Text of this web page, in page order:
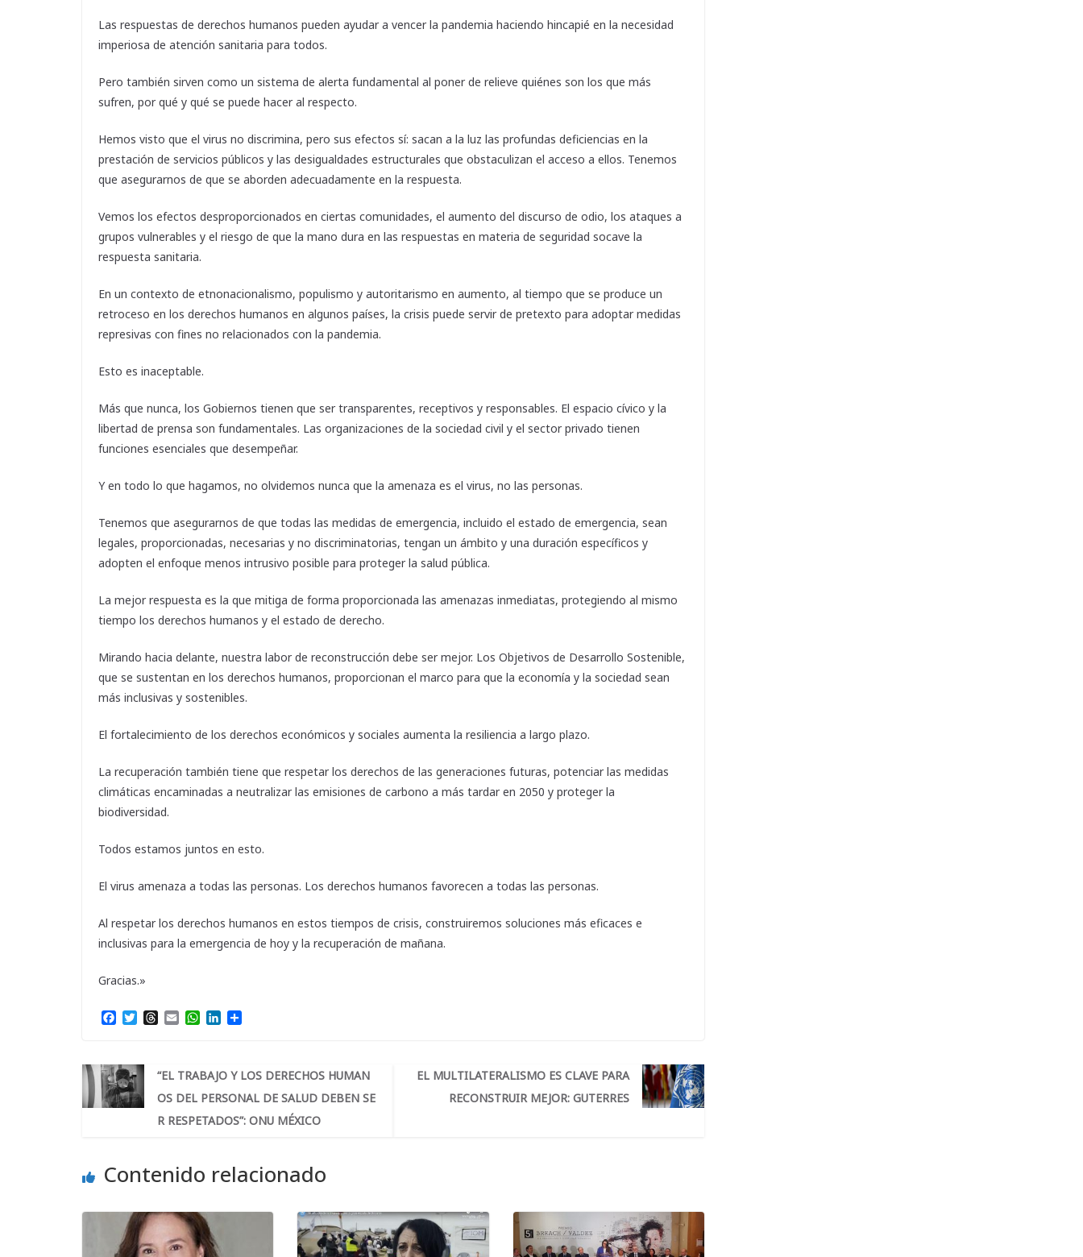
Las respuestas de derechos humanos pueden ayudar a vencer la pandemia haciendo hincapié en la necesidad
imperiosa de atención sanitaria para todos.
Pero también sirven como un sistema de alerta fundamental al poner de relieve quiénes son los que más
sufren, por qué y qué se puede hacer al respecto.
Hemos visto que el virus no discrimina, pero sus efectos sí: sacan a la luz las profundas deficiencias en la
prestación de servicios públicos y las desigualdades estructurales que obstaculizan el acceso a ellos. Tenemos
que asegurarnos de que se aborden adecuadamente en la respuesta.
Vemos los efectos desproporcionados en ciertas comunidades, el aumento del discurso de odio, los ataques a
grupos vulnerables y el riesgo de que la mano dura en las respuestas en materia de seguridad socave la
respuesta sanitaria.
En un contexto de etnonacionalismo, populismo y autoritarismo en aumento, al tiempo que se produce un
retroceso en los derechos humanos en algunos países, la crisis puede servir de pretexto para adoptar medidas
represivas con fines no relacionados con la pandemia.
Esto es inaceptable.
Más que nunca, los Gobiernos tienen que ser transparentes, receptivos y responsables. El espacio cívico y la
libertad de prensa son fundamentales. Las organizaciones de la sociedad civil y el sector privado tienen
funciones esenciales que desempeñar.
Y en todo lo que hagamos, no olvidemos nunca que la amenaza es el virus, no las personas.
Tenemos que asegurarnos de que todas las medidas de emergencia, incluido el estado de emergencia, sean
legales, proporcionadas, necesarias y no discriminatorias, tengan un ámbito y una duración específicos y
adopten el enfoque menos intrusivo posible para proteger la salud pública.
La mejor respuesta es la que mitiga de forma proporcionada las amenazas inmediatas, protegiendo al mismo
tiempo los derechos humanos y el estado de derecho.
Mirando hacia delante, nuestra labor de reconstrucción debe ser mejor. Los Objetivos de Desarrollo Sostenible,
que se sustentan en los derechos humanos, proporcionan el marco para que la economía y la sociedad sean
más inclusivas y sostenibles.
El fortalecimiento de los derechos económicos y sociales aumenta la resiliencia a largo plazo.
La recuperación también tiene que respetar los derechos de las generaciones futuras, potenciar las medidas
climáticas encaminadas a neutralizar las emisiones de carbono a más tardar en 2050 y proteger la
biodiversidad.
Todos estamos juntos en esto.
El virus amenaza a todas las personas. Los derechos humanos favorecen a todas las personas.
Al respetar los derechos humanos en estos tiempos de crisis, construiremos soluciones más eficaces e
inclusivas para la emergencia de hoy y la recuperación de mañana.
Gracias.»
e
b
o
o
T
t
t
e
r
T
a
d
s
E
l
W
s
A
p
p
L
e
d
I
n
a
r
t
i
“EL TRABAJO Y LOS DERECHOS HUMAN
OS DEL PERSONAL DE SALUD DEBEN SE
R RESPETADOS”: ONU MÉXICO
EL MULTILATERALISMO ES CLAVE PARA
RECONSTRUIR MEJOR: GUTERRES
Contenido relacionado